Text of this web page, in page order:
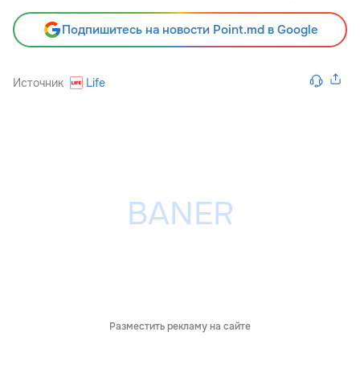
Подпишитесь на новости Point.md в Google
Источник Life
Разместить рекламу на сайте